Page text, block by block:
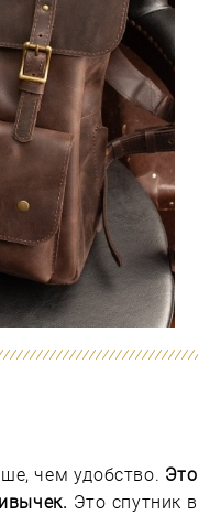
чем удобство. Это
Это спутник в